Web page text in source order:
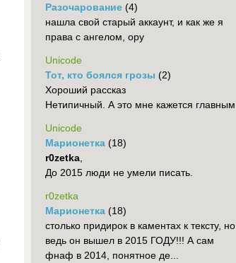
Разочарование (4)
нашла свой старый аккаунт, и как же я
права с ангелом, ору
Unicode
Тот, кто боялся грозы (2)
Хороший рассказ
Нетипичный. А это мне кажется главным
Unicode
Марионетка (18)
r0zetka
До 2015 люди не умели писать.
r0zetka
Марионетка (18)
столько придирок в каментах к тексту, но
ведь он вышел в 2015 ГОДУ!!! А сам
фнаф в 2014, понятное де...